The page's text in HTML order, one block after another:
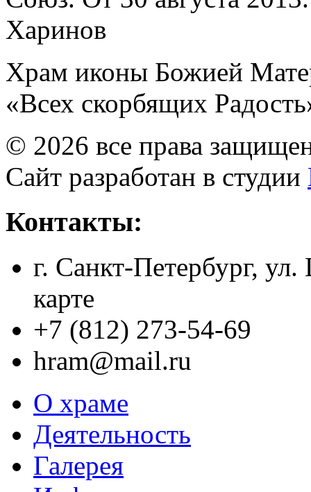
Харинов
Храм иконы Божией
«Всех скорбящих
© 2026 все права
Сайт разработан в студии
Контакты:
г. Санкт-Петербург,
карте
+7 (812) 273-54-69
hram@mail.ru
О храме
Деятельность
Галерея